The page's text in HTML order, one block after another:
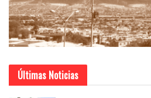
Últimas Noticias